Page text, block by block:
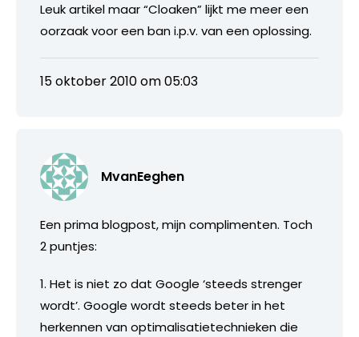
Leuk artikel maar “Cloaken” lijkt me meer een
oorzaak voor een ban i.p.v. van een oplossing.
15 oktober 2010 om 05:03
MvanEeghen
Een prima blogpost, mijn complimenten. Toch
2 puntjes:
1. Het is niet zo dat Google ‘steeds strenger
wordt’. Google wordt steeds beter in het
herkennen van optimalisatietechnieken die